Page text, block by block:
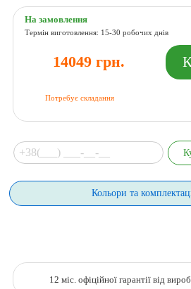
На замовлення
Термін виготовлення: 15-30 робочих днів
14049 грн.
Потребує складання
Кольори та
12 міс. офіційної гарантії від